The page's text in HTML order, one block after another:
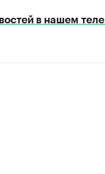
в нашем